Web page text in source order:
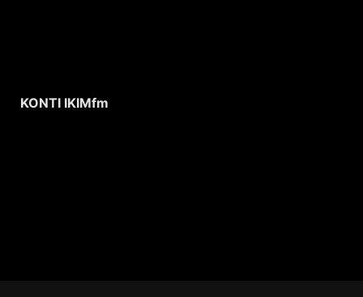
KONTI IKIMfm